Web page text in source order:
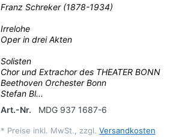
Franz Schreker (1878-1934)
Irrelohe
Oper in drei Akten
Solisten
Chor und Extrachor des THEATER BONN
Beethoven Orchester Bonn
Stefan Bl...
Art.-Nr.
MDG 937 1687-6
* Preise inkl. MwSt., zzgl. Versandkosten